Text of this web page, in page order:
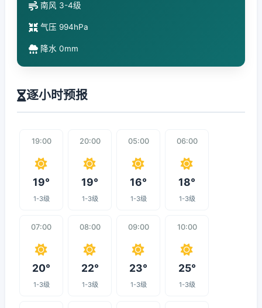
南风 3-4级
气压 994hPa
降水 0mm
逐小时预报
19:00
19°
1-3级
20:00
19°
1-3级
05:00
16°
1-3级
06:00
18°
1-3级
07:00
20°
1-3级
08:00
22°
1-3级
09:00
23°
1-3级
10:00
25°
1-3级